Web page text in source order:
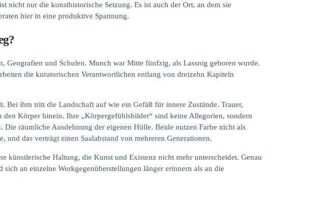
nicht nur die kunsthistorische Setzung. Es ist auch der Ort, an dem sie
hier in eine produktive Spannung.
und Schulen. Munch war Mitte fünfzig, als Lassnig geboren wurde.
die kuratorischen Verantwortlichen entlang von dreizehn Kapiteln
ihm tritt die Landschaft auf wie ein Gefäß für innere Zustände. Trauer,
Körper hinein. Ihre „Körpergefühlsbilder“ sind keine Allegorien, sondern
räumliche Ausdehnung der eigenen Hülle. Beide nutzen Farbe nicht als
und das verträgt einen Saalabstand von mehreren Generationen.
künstlerische Haltung, die Kunst und Existenz nicht mehr unterscheidet. Genau
an einzelne Werkgegenüberstellungen länger erinnern als an die